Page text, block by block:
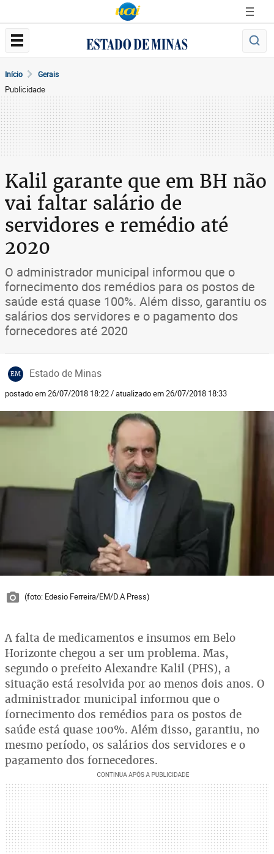
Início Gerais
Publicidade
Kalil garante que em BH não
vai faltar salário de
servidores e remédio até
2020
O administrador municipal informou que o
fornecimento dos remédios para os postos de
saúde está quase 100%. Além disso, garantiu os
salários dos servidores e o pagamento dos
fornecedores até 2020
EM Estado de Minas
postado em 26/07/2018 18:22 / atualizado em 26/07/2018 18:33
(foto: Edesio Ferreira/EM/D.A Press)
A falta de medicamentos e insumos em Belo
Horizonte chegou a ser um problema. Mas,
segundo o prefeito Alexandre Kalil (PHS), a
situação está resolvida por ao menos dois anos. O
administrador municipal informou que o
fornecimento dos remédios para os postos de
saúde está quase 100%. Além disso, garantiu, no
mesmo período, os salários dos servidores e o
pagamento dos fornecedores.